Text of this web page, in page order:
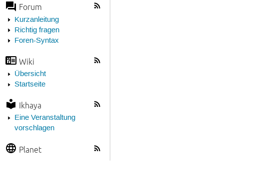
Forum
Kurzanleitung
Richtig fragen
Foren-Syntax
Wiki
Übersicht
Startseite
Ikhaya
Eine Veranstaltung
vorschlagen
Planet